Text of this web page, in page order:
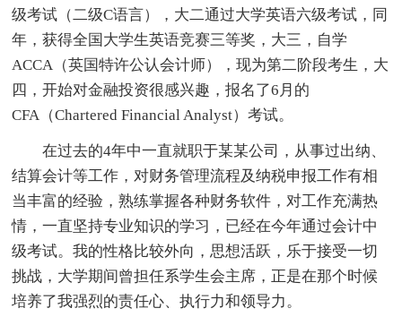
级考试（二级C语言），大二通过大学英语六级考试，同
年，获得全国大学生英语竞赛三等奖，大三，自学
ACCA（英国特许公认会计师），现为第二阶段考生，大
四，开始对金融投资很感兴趣，报名了6月的
CFA（Chartered Financial Analyst）考试。
在过去的4年中一直就职于某某公司，从事过出纳、
结算会计等工作，对财务管理流程及纳税申报工作有相
当丰富的经验，熟练掌握各种财务软件，对工作充满热
情，一直坚持专业知识的学习，已经在今年通过会计中
级考试。我的性格比较外向，思想活跃，乐于接受一切
挑战，大学期间曾担任系学生会主席，正是在那个时候
培养了我强烈的责任心、执行力和领导力。